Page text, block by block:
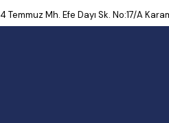
4 Temmuz Mh. Efe Dayı Sk. No:17/A